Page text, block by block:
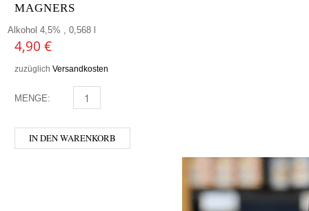
MAGNERS
Alkohol 4,5% , 0,568 l
4,90 €
zuzüglich Versandkosten
MENGE: MAGNERS MENGE
IN DEN WARENKORB